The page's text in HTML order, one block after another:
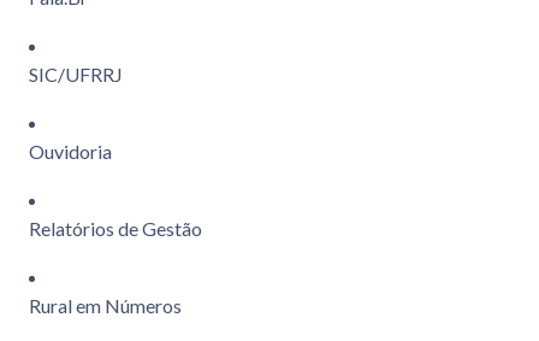
SIC/UFRRJ
Ouvidoria
Relatórios de Gestão
Rural em Números